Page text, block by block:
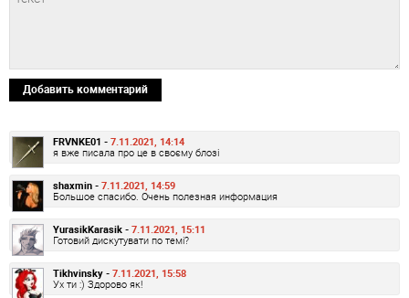
Добавить комментарий
FRVNKE01 - 7.11.2021, 14:14
я вже писала про це в своєму блозі
shaxmin - 7.11.2021, 14:59
Большое спасибо. Очень полезная информация
YurasikKarasik - 7.11.2021, 15:11
Готовий дискутувати по темі?
Tikhvinsky - 7.11.2021, 15:58
Ух ти :) Здорово як!